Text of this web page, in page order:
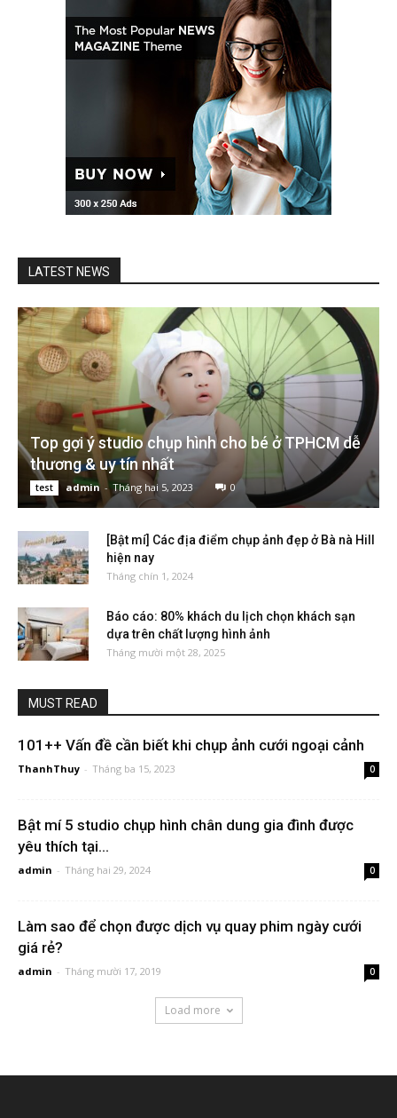
LATEST NEWS
Top gợi ý studio chụp hình cho bé ở TPHCM dễ
thương & uy tín nhất
test admin - Tháng hai 5, 2023 0
[Bật mí] Các địa điểm chụp ảnh đẹp ở Bà nà Hill
hiện nay
Tháng chín 1, 2024
Báo cáo: 80% khách du lịch chọn khách sạn
dựa trên chất lượng hình ảnh
Tháng mười một 28, 2025
MUST READ
101++ Vấn đề cần biết khi chụp ảnh cưới ngoại cảnh
ThanhThuy - Tháng ba 15, 2023 0
Bật mí 5 studio chụp hình chân dung gia đình được
yêu thích tại...
admin - Tháng hai 29, 2024 0
Làm sao để chọn được dịch vụ quay phim ngày cưới
giá rẻ?
admin - Tháng mười 17, 2019 0
Load more